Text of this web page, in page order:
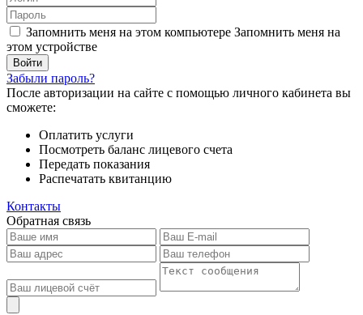
Запомнить меня на этом компьютере Запомнить меня на
этом устройстве
Забыли пароль?
После авторизации на сайте с помощью личного кабинета вы
сможете:
Оплатить услуги
Посмотреть баланс лицевого счета
Передать показания
Распечатать квитанцию
Контакты
Обратная связь